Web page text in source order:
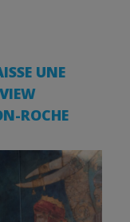
UNE
ROCHE